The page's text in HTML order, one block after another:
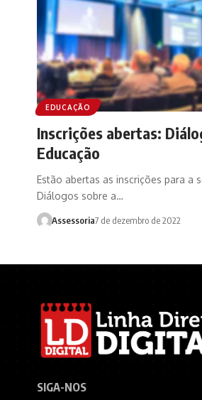
EDUCAÇÃO
Inscrições abertas:
Educação
Estão abertas as inscrições para a
Diálogos sobre a…
Assessoria7 de dezembro de 2022
SIGA-NOS